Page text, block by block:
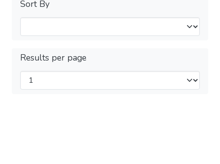
Sort By
Results per page